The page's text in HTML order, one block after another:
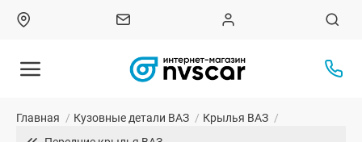
Главная / Кузовные детали ВАЗ / Крылья ВАЗ /